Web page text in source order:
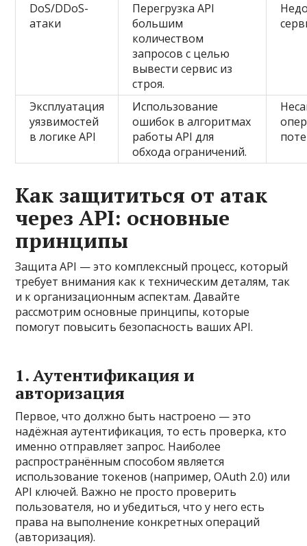
DoS/DDoS-
атаки
Перегрузка API
большим
количеством
запросов с целью
вывести сервис из
строя.
Эксплуатация
уязвимостей
в логике API
Использование
ошибок в алгоритмах
работы API для
обхода ограничений.
Как защититься от атак
через API: основные
принципы
Защита API — это комплексный процесс, который
требует внимания как к техническим деталям, так
и к организационным аспектам. Давайте
рассмотрим основные принципы, которые
помогут повысить безопасность ваших API.
1. Аутентификация и
авторизация
Первое, что должно быть настроено — это
надёжная аутентификация, то есть проверка, кто
именно отправляет запрос. Наиболее
распространённым способом является
использование токенов (например, OAuth 2.0) или
API ключей. Важно не просто проверить
пользователя, но и убедиться, что у него есть
права на выполнение конкретных операций
(авторизация).